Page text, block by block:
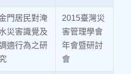
門居民對淹
災害識覺及
適行為之研
2015臺灣災
害管理學會
年會暨研討
會